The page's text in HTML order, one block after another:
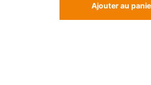
Ajouter au